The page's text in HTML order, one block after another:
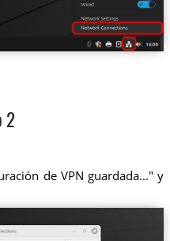
2
de VPN guardada..." y